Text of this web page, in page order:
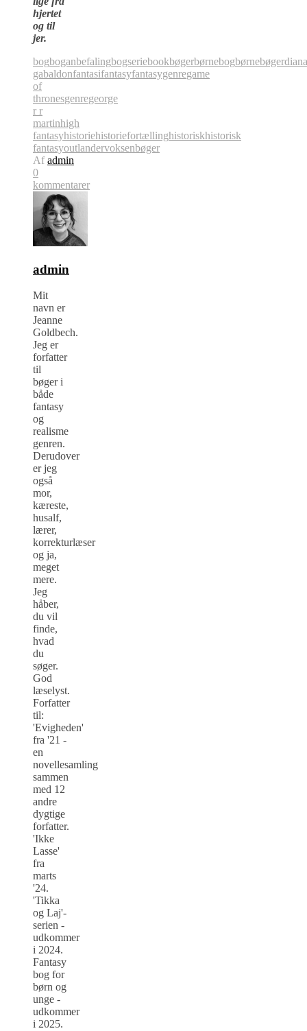
hjertet
og til
jer.
bogboganbefalingbogseriebookbøgerbørnebogbørnebøgerdiana
gabaldonfantasifantasyfantasygenregame
of
thronesgenregeorge
r r
martinhigh
fantasyhistoriehistoriefortællinghistoriskhistorisk
fantasyoutlandervoksenbøger
Afadmin
0
kommentarer
admin
Mit
navn er
Jeanne
Goldbech.
Jeg er
forfatter
til
bøger i
både
fantasy
og
realisme
genren.
Derudover
er jeg
også
mor,
kæreste,
husalf,
lærer,
korrekturlæser
og ja,
meget
mere.
Jeg
håber,
du vil
finde,
hvad
du
søger.
God
læselyst.
Forfatter
til:
'Evigheden'
fra '21 -
en
novellesamling
sammen
med 12
andre
dygtige
forfatter.
'Ikke
Lasse'
fra
marts
'24.
'Tikka
og Laj'-
serien -
udkommer
i 2024.
Fantasy
bog for
børn og
unge -
udkommer
i 2025.